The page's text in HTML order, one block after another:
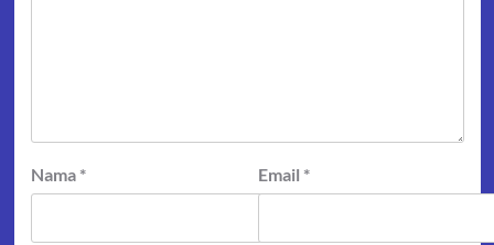
Nama * Email *